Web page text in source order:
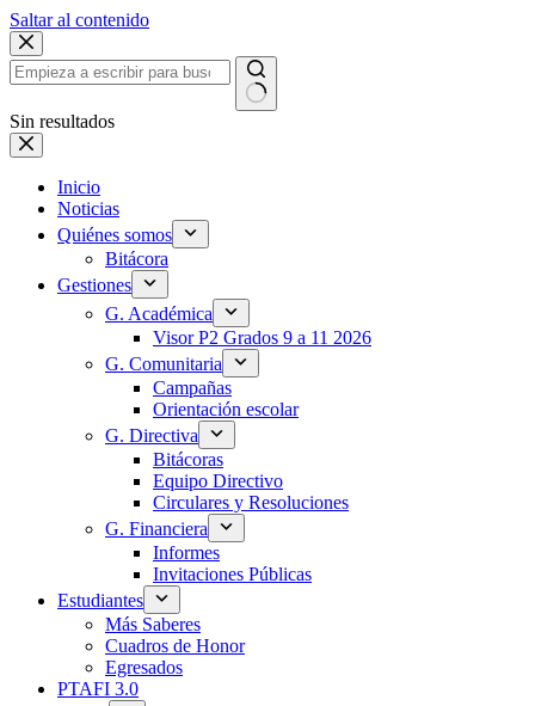
Saltar al contenido
Sin resultados
Inicio
Noticias
Quiénes somos
Bitácora
Gestiones
G. Académica
Visor P2 Grados 9 a 11 2026
G. Comunitaria
Campañas
Orientación escolar
G. Directiva
Bitácoras
Equipo Directivo
Circulares y Resoluciones
G. Financiera
Informes
Invitaciones Públicas
Estudiantes
Más Saberes
Cuadros de Honor
Egresados
PTAFI 3.0